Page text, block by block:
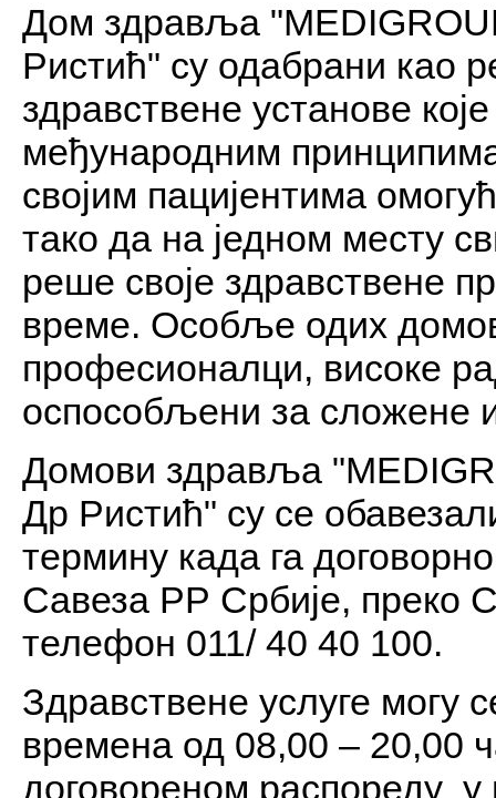
Дом здравља
Ристић" су одабрани као
здравствене установе
међународним
својим пацијентима
тако да на једном месту
реше своје здравствене
време. Особље одих
професионалци, високе
оспособљени за сложене
Домови здравља
Др Ристић" су се
термину када га
Савеза РР Србије, преко
телефон 011/ 40 40 100.
Здравствене услуге могу
времена од 08,00 – 20,00
договореном распореду